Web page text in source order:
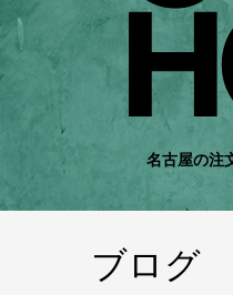
名古屋の注
ブログ